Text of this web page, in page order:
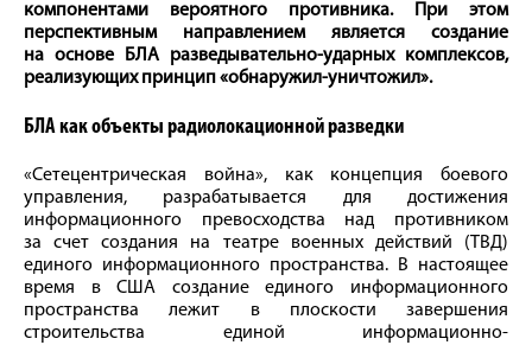
компонентами вероятного противника. При этом
перспективным направлением является создание
на основе БЛА разведывательно-ударных комплексов,
реализующих принцип «обнаружил-уничтожил».
БЛА как объекты радиолокационной разведки
«Сетецентрическая война», как концепция боевого
управления, разрабатывается для достижения
информационного превосходства над противником
за счет создания на театре военных действий (ТВД)
единого информационного пространства. В настоящее
время в США создание единого информационного
пространства лежит в плоскости завершения
строительства единой информационно-